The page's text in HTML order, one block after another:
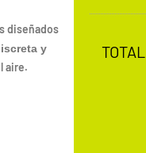
diseñados
y
aire.
TOTAL